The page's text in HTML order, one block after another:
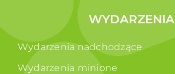
WYDARZENIA
Wydarzenia nadchodzące
Wydarzenia minione